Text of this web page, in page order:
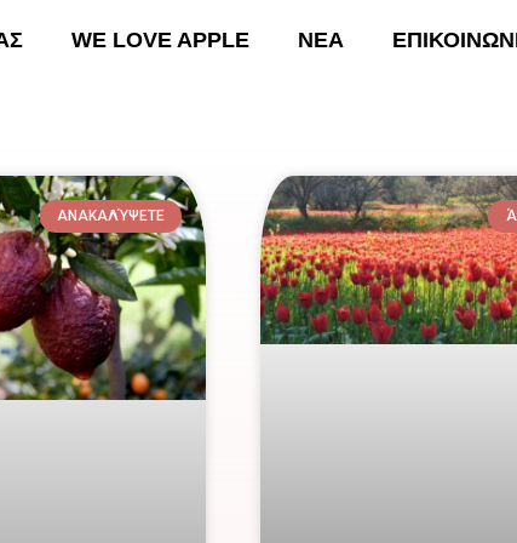
WE LOVE APPLE ΝΕΑ
ΟΙ ΔΡΑΣΕΙΣ ΜΑΣ WE LOVE APPLE ΝΕΑ
ΑΝΑΚΑΛΎΨΕΤΕ